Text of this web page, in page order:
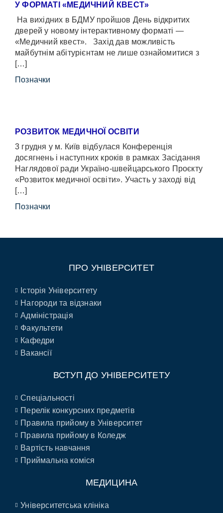
У ФОРМАТІ «МЕДИЧНИЙ КВЕСТ»
На вихідних в БДМУ пройшов День відкритих
дверей у новому інтерактивному форматі —
«Медичний квест». Захід дав можливість
майбутнім абітурієнтам не лише ознайомитися з
[…]
Позначки
РОЗВИТОК МЕДИЧНОЇ ОСВІТИ
3 грудня у м. Київ відбулася Конференція
досягнень і наступних кроків в рамках Засідання
Наглядової ради Україно-швейцарського Проєкту
«Розвиток медичної освіти». Участь у заході від
[…]
Позначки
ПРО УНІВЕРСИТЕТ
Історія Університету
Нагороди та відзнаки
Адміністрація
Факультети
Кафедри
Вакансії
ВСТУП ДО УНІВЕРСИТЕТУ
Спеціальності
Перелік конкурсних предметів
Правила прийому в Університет
Правила прийому в Коледж
Вартість навчання
Приймальна коміся
МЕДИЦИНА
Університетська клініка